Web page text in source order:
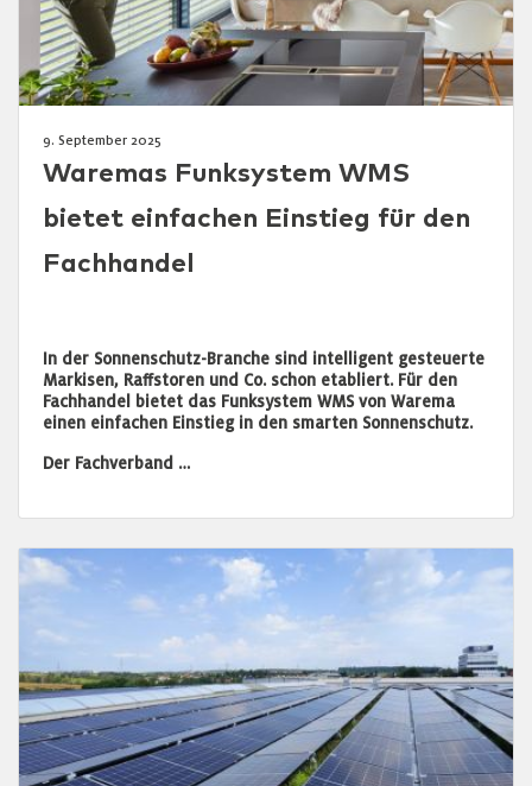
9. September 2025
Waremas Funksystem WMS
bietet einfachen Einstieg für den
Fachhandel
In der Sonnenschutz-Branche sind intelligent gesteuerte
Markisen, Raffstoren und Co. schon etabliert. Für den
Fachhandel bietet das Funksystem WMS von Warema
einen einfachen Einstieg in den smarten Sonnenschutz.
Der Fachverband …